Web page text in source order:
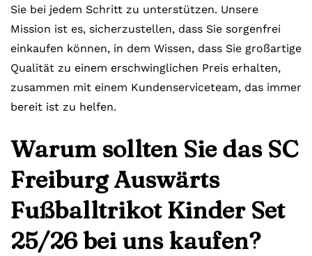
Sie bei jedem Schritt zu unterstützen. Unsere
Mission ist es, sicherzustellen, dass Sie sorgenfrei
einkaufen können, in dem Wissen, dass Sie großartige
Qualität zu einem erschwinglichen Preis erhalten,
zusammen mit einem Kundenserviceteam, das immer
bereit ist zu helfen.
Warum sollten Sie das SC
Freiburg Auswärts
Fußballtrikot Kinder Set
25/26 bei uns kaufen?